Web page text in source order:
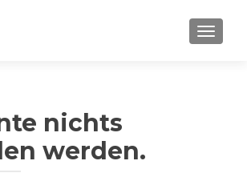
nichts
werden.